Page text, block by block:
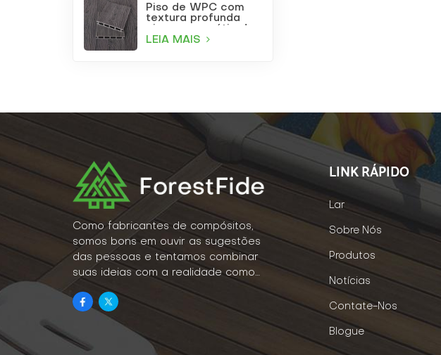
Piso de WPC com
textura profunda
jardim
LEIA MAIS
Como fabricantes de compósitos,
somos bons em ouvir as sugestões
das pessoas e tentamos combinar
suas ideias com a realidade como
um estilo de vida.
LINK RÁPIDO
Lar
Sobre Nós
Produtos
Notícias
Contate-Nos
Blogue